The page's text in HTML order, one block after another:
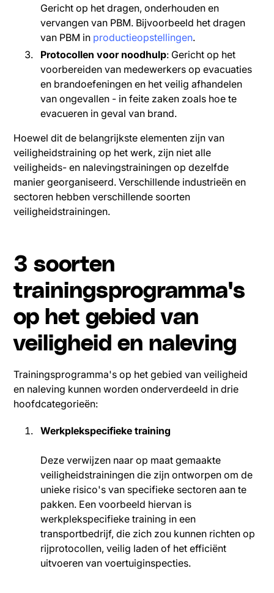
Gericht op het dragen, onderhouden en
vervangen van PBM. Bijvoorbeeld het dragen
van PBM in productieopstellingen.
Protocollen voor noodhulp: Gericht op het
voorbereiden van medewerkers op evacuaties
en brandoefeningen en het veilig afhandelen
van ongevallen - in feite zaken zoals hoe te
evacueren in geval van brand.
Hoewel dit de belangrijkste elementen zijn van
veiligheidstraining op het werk, zijn niet alle
veiligheids- en nalevingstrainingen op dezelfde
manier georganiseerd. Verschillende industrieën en
sectoren hebben verschillende soorten
veiligheidstrainingen.
3 soorten
trainingsprogramma's
op het gebied van
veiligheid en naleving
Trainingsprogramma's op het gebied van veiligheid
en naleving kunnen worden onderverdeeld in drie
hoofdcategorieën:
Werkplekspecifieke training
Deze verwijzen naar op maat gemaakte
veiligheidstrainingen die zijn ontworpen om de
unieke risico's van specifieke sectoren aan te
pakken. Een voorbeeld hiervan is
werkplekspecifieke training in een
transportbedrijf, die zich zou kunnen richten op
rijprotocollen, veilig laden of het efficiënt
uitvoeren van voertuiginspecties.